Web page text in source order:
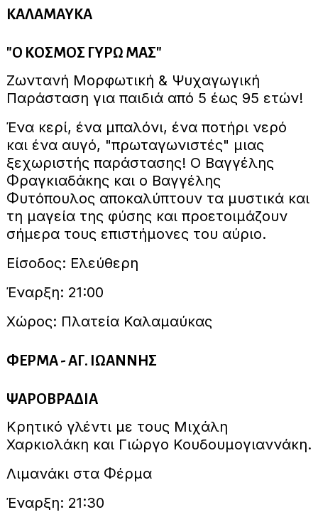
ΚΑΛΑΜΑΥΚΑ
"Ο ΚΟΣΜΟΣ ΓΥΡΩ ΜΑΣ"
Ζωντανή Μορφωτική & Ψυχαγωγική
Παράσταση για παιδιά από 5 έως 95 ετών!
Ένα κερί, ένα μπαλόνι, ένα ποτήρι νερό
και ένα αυγό, "πρωταγωνιστές" μιας
ξεχωριστής παράστασης! Ο Βαγγέλης
Φραγκιαδάκης και ο Βαγγέλης
Φυτόπουλος αποκαλύπτουν τα μυστικά και
τη μαγεία της φύσης και προετοιμάζουν
σήμερα τους επιστήμονες του αύριο.
Είσοδος: Ελεύθερη
Έναρξη: 21:00
Χώρος: Πλατεία Καλαμαύκας
ΦΕΡΜΑ - ΑΓ. ΙΩΑΝΝΗΣ
ΨΑΡΟΒΡΑΔΙΑ
Κρητικό γλέντι με τους Μιχάλη
Χαρκιολάκη και Γιώργο Κουδουμογιαννάκη.
Λιμανάκι στα Φέρμα
Έναρξη: 21:30